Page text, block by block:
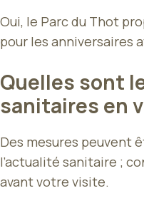
Oui, le Parc du Thot
pour les anniversaires
Quelles sont
sanitaires en
Des mesures peuvent
l’actualité sanitaire ;
avant votre visite.